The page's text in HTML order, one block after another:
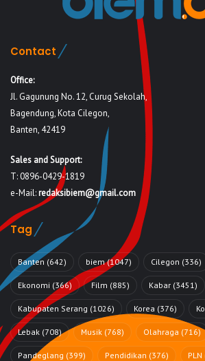
Contact
Office:
Jl. Gagunung No. 12, Curug Sekolah,
Bagendung, Kota Cilegon,
Banten, 42419
Sales and Support:
T: 0896-0429-1819
e-Mail:redaksibiem@gmail.com
Tag
Banten (642) biem(1047) Cilegon (336)
Ekonomi (366) Film (885) Kabar (3451)
Kabupaten Serang (1026) Korea (376)
Lebak (708) Musik (768) Olahraga (716)
Pandeglang (399) Pendidikan (376) PLN